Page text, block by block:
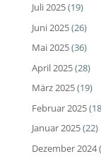
Juli 2025(19)
Juni 2025(26)
Mai 2025(36)
April 2025(28)
März 2025(19)
Februar 2025
Januar 2025(22)
Dezember 2024